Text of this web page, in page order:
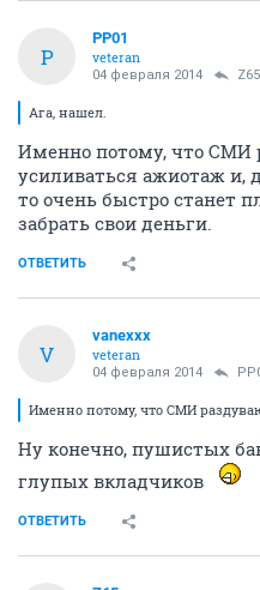
P
PP01
veteran
04 февраля 2014 Z65
Ага, нашел.
Именно потому, что СМИ
усиливаться ажиотаж и,
то очень быстро станет
забрать свои деньги.
ОТВЕТИТЬ
V
vanexxx
veteran
04 февраля 2014
Именно потому, что СМИ
Ну конечно, пушистых
глупых вкладчиков
ОТВЕТИТЬ